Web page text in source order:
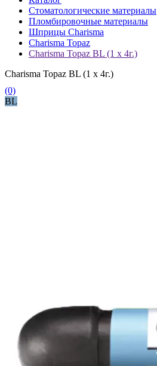
Стоматологические материалы
Пломбировочные материалы
Шприцы Charisma
Charisma Topaz
Charisma Topaz BL (1 x 4г.)
Charisma Topaz BL (1 x 4г.)
(0)
BL